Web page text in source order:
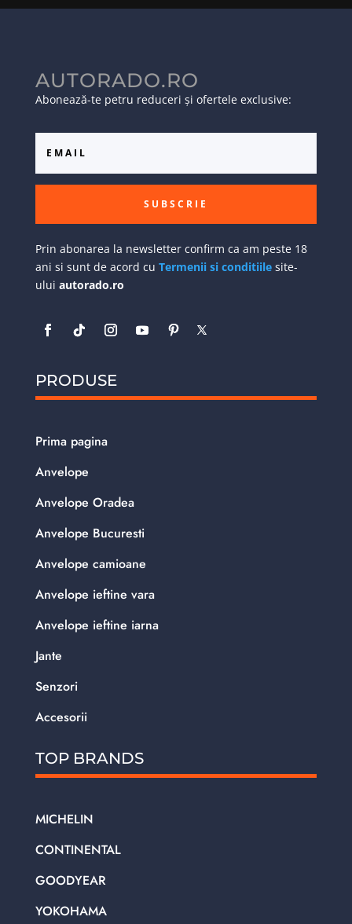
AUTORADO.RO
Abonează-te petru reduceri și ofertele exclusive:
SUBSCRIE
Prin abonarea la newsletter confirm ca am peste 18
ani si sunt de acord cu Termenii si conditiilesite-
ului autorado.ro
PRODUSE
Prima pagina
Anvelope
Anvelope Oradea
Anvelope Bucuresti
Anvelope camioane
Anvelope ieftine vara
Anvelope ieftine iarna
Jante
Senzori
Accesorii
TOP BRANDS
MICHELIN
CONTINENTAL
GOODYEAR
YOKOHAMA